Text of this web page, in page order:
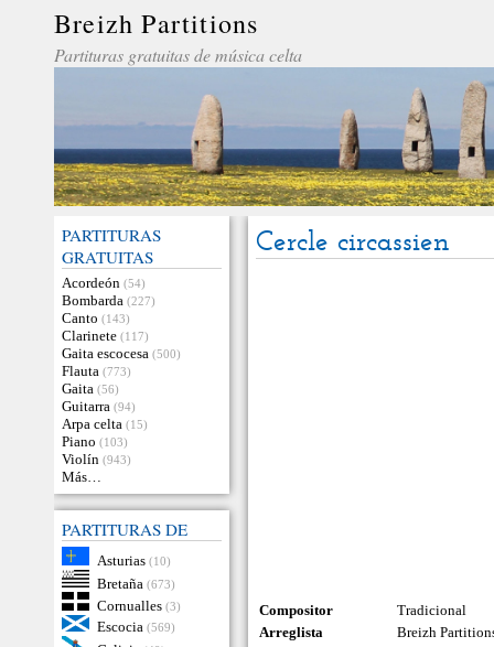
Breizh Partitions
Partituras gratuitas de música celta
PARTITURAS
GRATUITAS
Acordeón (54)
Bombarda (227)
Canto (143)
Clarinete (117)
Gaita escocesa (500)
Flauta (773)
Gaita (56)
Guitarra (94)
Arpa celta (15)
Piano (103)
Violín (943)
Más…
PARTITURAS DE
Asturias (10)
Bretaña (673)
Cornualles (3)
Escocia (569)
Cercle circassien
Compositor
Tradicional
Arreglista
Breizh